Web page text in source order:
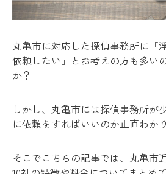
丸亀市に対応した探偵事務所に「
依頼したい」とお考えの方も多い
か？
しかし、丸亀市には探偵事務所が
に依頼をすればいいのか正直わか
そこでこちらの記事では、丸亀市